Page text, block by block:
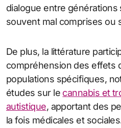
dialogue entre
souvent mal comprises ou
De plus, la littérature
compréhension des effets
populations spécifiques,
études sur le cannabis et
autistique, apportant des
la fois médicales et